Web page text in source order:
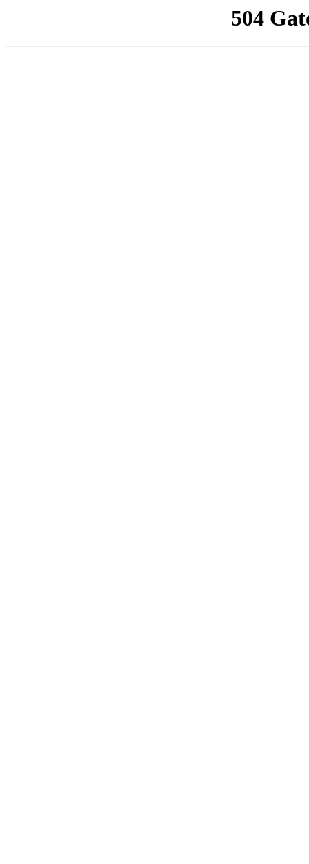
504